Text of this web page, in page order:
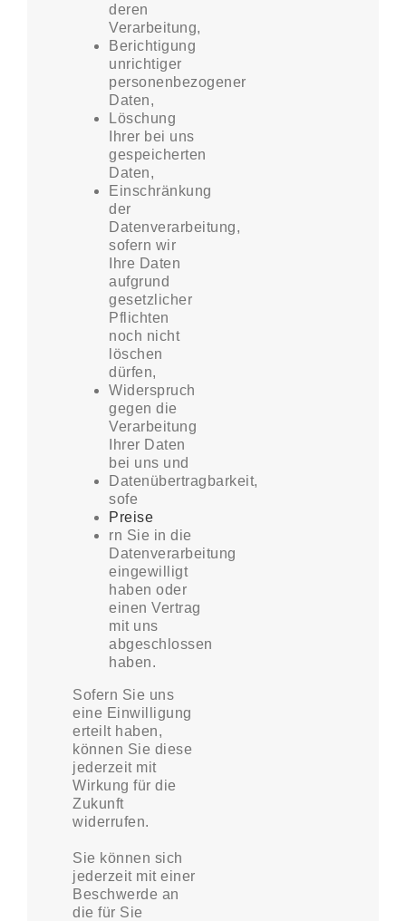
deren
Verarbeitung,
Berichtigung
unrichtiger
personenbezogener
Daten,
Löschung
Ihrer bei uns
gespeicherten
Daten,
Einschränkung
der
Datenverarbeitung,
sofern wir
Ihre Daten
aufgrund
gesetzlicher
Pflichten
noch nicht
löschen
dürfen,
Widerspruch
gegen die
Verarbeitung
Ihrer Daten
bei uns und
Datenübertragbarkeit,
sofe
Preise
rn Sie in die
Datenverarbeitung
eingewilligt
haben oder
einen Vertrag
mit uns
abgeschlossen
haben.
Sofern Sie uns
eine Einwilligung
erteilt haben,
können Sie diese
jederzeit mit
Wirkung für die
Zukunft
widerrufen.
Sie können sich
jederzeit mit einer
Beschwerde an
die für Sie